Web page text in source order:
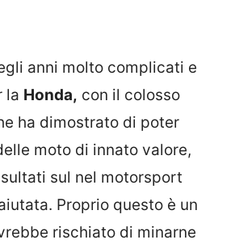
anni molto complicati e
la Honda, con il colosso
ha dimostrato di poter
moto di innato valore,
sul nel motorsport
Proprio questo è un
rischiato di minarne